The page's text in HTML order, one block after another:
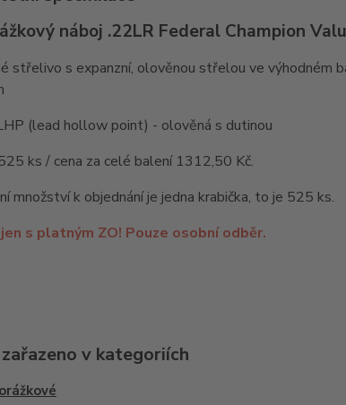
náboj .22LR Federal Champion
střelivo s expanzní, olověnou střelou ve výhodném
(lead hollow point) - olověná s dutinou
ks / cena za celé balení 1312,50 Kč.
množství k objednání je jedna krabička, to je 525 ks.
s platným ZO! Pouze osobní odběr.
v kategoriích